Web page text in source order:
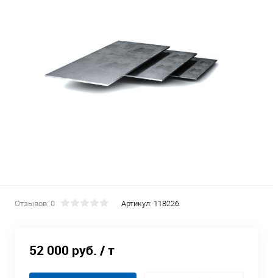
Отзывов: 0 Артикул: 118226
52 000 руб. / т